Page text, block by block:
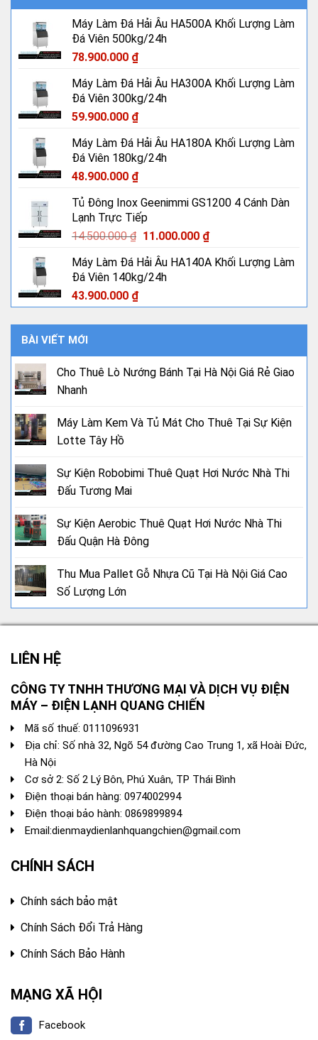
Máy Làm Đá Hải Âu HA500A Khối Lượng Làm
Đá Viên 500kg/24h
78.900.000 ₫
Máy Làm Đá Hải Âu HA300A Khối Lượng Làm
Đá Viên 300kg/24h
59.900.000 ₫
Máy Làm Đá Hải Âu HA180A Khối Lượng Làm
Đá Viên 180kg/24h
48.900.000 ₫
Tủ Đông Inox Geenimmi GS1200 4 Cánh Dàn
Lạnh Trực Tiếp
14.500.000₫ Giá
là:
14.500.000 ₫.
11.000.000 ₫Giá
tại
Máy Làm Đá Hải Âu HA140A Khối Lượng Làm
Đá Viên 140kg/24h
43.900.000 ₫
BÀI VIẾT MỚI
Cho Thuê Lò Nướng Bánh Tại Hà Nội Giá Rẻ Giao
Nhanh
Máy Làm Kem Và Tủ Mát Cho Thuê Tại Sự Kiện
Lotte Tây Hồ
Sự Kiện Robobimi Thuê Quạt Hơi Nước Nhà Thi
Đấu Tương Mai
Sự Kiện Aerobic Thuê Quạt Hơi Nước Nhà Thi
Đấu Quận Hà Đông
Thu Mua Pallet Gỗ Nhựa Cũ Tại Hà Nội Giá Cao
Số Lượng Lớn
LIÊN HỆ
CÔNG TY TNHH THƯƠNG MẠI VÀ DỊCH VỤ ĐIỆN
MÁY – ĐIỆN LẠNH QUANG CHIẾN
Mã số thuế: 0111096931
Địa chỉ: Số nhà 32, Ngõ 54 đường Cao Trung 1, xã Hoài Đức,
Hà Nội
Cơ sở 2: Số 2 Lý Bôn, Phú Xuân, TP Thái Bình
Điện thoại bán hàng: 0974002994
Điện thoại bảo hành: 0869899894
Email:dienmaydienlanhquangchien@gmail.com
CHÍNH SÁCH
Chính sách bảo mật
Chính Sách Đổi Trả Hàng
Chính Sách Bảo Hành
MẠNG XÃ HỘI
Facebook